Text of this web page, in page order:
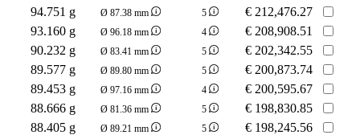
94.751 g
Ø 87.38 mm 5 € 212,476.27
93.160 g
Ø 96.18 mm 4 € 208,908.51
90.232 g
Ø 83.41 mm 5 € 202,342.55
89.577 g
Ø 89.80 mm 5 € 200,873.74
89.453 g
Ø 97.16 mm 4 € 200,595.67
88.666 g
Ø 81.36 mm 5 € 198,830.85
88.405 g
Ø 89.21 mm 5 € 198,245.56